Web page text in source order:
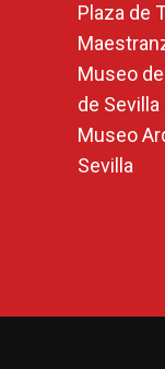
Plaza de
Museo
de Sevilla
Museo
Sevilla